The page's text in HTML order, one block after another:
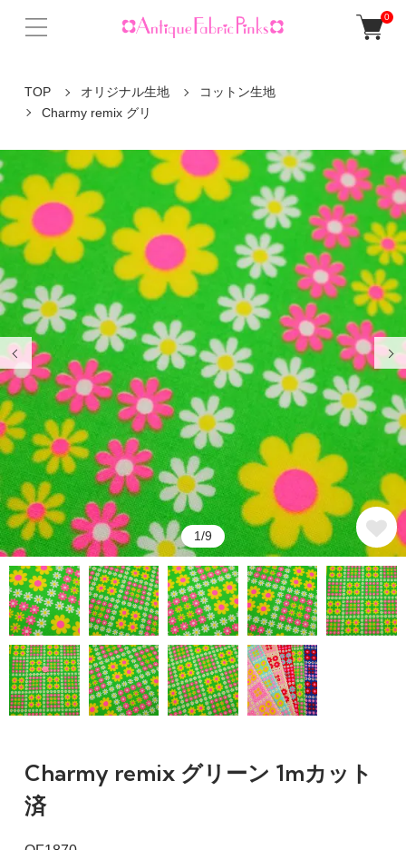
0
TOP オリジナル生地
コットン生地
Charmy remix グリ
1/9
Charmy remix グリーン 1mカット
済